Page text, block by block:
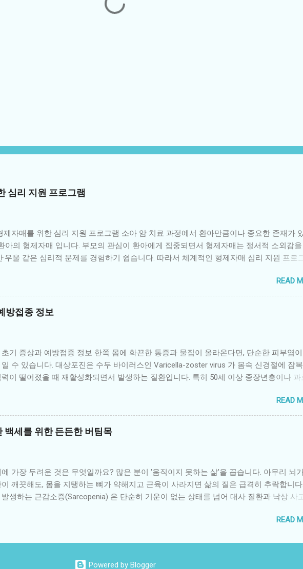
심리 지원 프로그램
제자매를 위한 심리 지원 프로그램 소아 암 치료 과정에서 환아만큼이나 중요한 존재가
아의 형제자매 입니다. 부모의 관심이 환아에게 집중되면서 형제자매는 정서적 소외감을
·우울 같은 심리적 문제를 경험하기 쉽습니다. 따라서 체계적인 형제자매 심리 지원 프로그
환아에게 집중되면서 사랑받지 못한다는 감정을 느낌 불안과 두려움: 동생 또는 형제의
과 두려움 죄책감: 환아와 비교하면서 “내가 건강해서 미안하다”는 생각 분노와 혼란:
분노, 혼란스러운 감정 학업·사회성 문제: 집중력 저하, 또래 관계 위축 2. 병원 중심 심리
학병원과 암 전문병원에서는 형제자매를 위한 다양한 심리 지원 프로그램을 운영합니다
시간 제공 가족 참여 프로그램: 환아와 형제자매가 함께 참여하는 활동으로 정서적 유
와 NGO의 지원 국내외 여러 단체들은 형제자매의 정서 지원을 위해 특별한 프로그램을
국백혈병소아암협회의 형제자매 캠프 지역 복지관에서 진행하는 형제자매 미술·놀이 교실
READ
방접종 정보
기 증상과 예방접종 정보 한쪽 몸에 화끈한 통증과 물집이 올라온다면, 단순한 피부염
수 있습니다. 대상포진은 수두 바이러스인 Varicella-zoster virus 가 몸속 신경절에 잠
이 떨어졌을 때 재활성화되면서 발생하는 질환입니다. 특히 50세 이상 중장년층이나 과
. 1. 대상포진이란? 대상포진은 과거에 수두를 앓은 적이 있는 사람이 면역력이 약해졌
경을 타고 피부로 재활성화되며 나타나는 질환입니다. 주로 신체 한쪽, 특히 갈비뼈 주
벅지 등에 통증과 함께 띠 모양의 발진과 수포가 생깁니다. 2. 초기 증상 피부가 화끈거리
: 증상이 시작되기 전 며칠 동안 해당 부위가 예민하고 통증이 동반됨 피로감, 미열 : 감기
있음 3. 진단 및 치료 피부 병변만으로도 진단이 가능하지만, 명확하지 않을 경우 피부 조
스 DNA 검사(PCR)를 통해 확진합니다. 치료는 바이러스 억제제를 가능한 한 초기 72시
시작해야 효과가 좋으며, 통증 조절을 위해 진통제나 신경통 완화제를 함께 사용합니다.
로는 조스타박스(Zostavax) 와 싱그릭스(Shingrix) 가 있으며, 특히 싱그릭스는 불활성화
READ
세를 위한 든든한 버팀목
가장 두려운 것은 무엇일까요? 많은 분이 '움직이지 못하는 삶'을 꼽습니다. 아무리 뇌
깨끗해도, 몸을 지탱하는 뼈가 약해지고 근육이 사라지면 삶의 질은 급격히 추락합니
생하는 근감소증(Sarcopenia) 은 단순히 기운이 없는 상태를 넘어 대사 질환과 낙상 사고
을 정리해 드립니다. 1. 근육은 노후의 연금입니다: 근감소증 예방 우리 몸의 근육은 40대
씩 나누어 섭취하는 것이 근육 합성에 훨씬 유리합니다. 류신(Leucine)의 중요성: 필수 아
READ
Powered by Blogger